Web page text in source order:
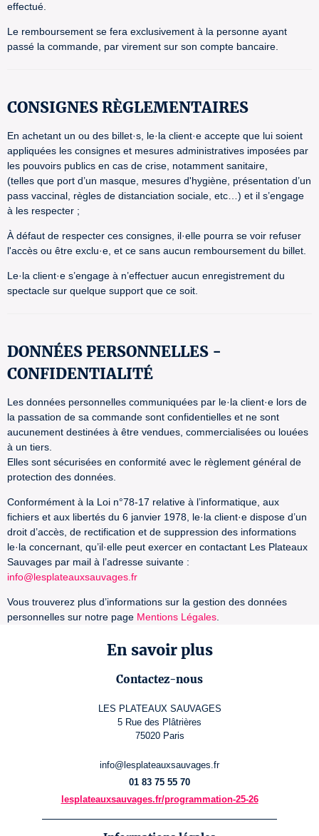
effectué.
Le remboursement se fera exclusivement à la personne ayant
passé la commande, par virement sur son compte bancaire.
CONSIGNES RÈGLEMENTAIRES
En achetant un ou des billet·s, le·la client·e accepte que lui soient
appliquées les consignes et mesures administratives imposées par
les pouvoirs publics en cas de crise, notamment sanitaire,
(telles que port d’un masque, mesures d'hygiène, présentation d’un
pass vaccinal, règles de distanciation sociale, etc…) et il s’engage
à les respecter ;
À défaut de respecter ces consignes, il·elle pourra se voir refuser
l'accès ou être exclu·e, et ce sans aucun remboursement du billet.
Le·la client·e s’engage à n’effectuer aucun enregistrement du
spectacle sur quelque support que ce soit.
DONNÉES PERSONNELLES -
CONFIDENTIALITÉ
Les données personnelles communiquées par le·la client·e lors de
la passation de sa commande sont confidentielles et ne sont
aucunement destinées à être vendues, commercialisées ou louées
à un tiers.
Elles sont sécurisées en conformité avec le règlement général de
protection des données.
Conformément à la Loi n°78-17 relative à l’informatique, aux
fichiers et aux libertés du 6 janvier 1978, le·la client·e dispose d’un
droit d’accès, de rectification et de suppression des informations
le·la concernant, qu’il·elle peut exercer en contactant Les Plateaux
Sauvages par mail à l’adresse suivante :
info@lesplateauxsauvages.fr
Vous trouverez plus d’informations sur la gestion des données
personnelles sur notre page Mentions Légales
En savoir plus
Contactez-nous
LES PLATEAUX SAUVAGES
5 Rue des Plâtrières
75020 Paris
info@lesplateauxsauvages.fr
01 83 75 55 70
lesplateauxsauvages.fr/programmation-25-26